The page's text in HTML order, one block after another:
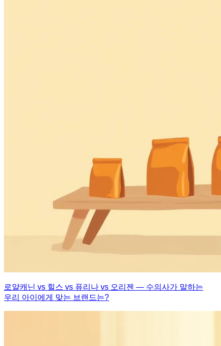
로얄캐닌 vs 힐스 vs 퓨리나 vs 오리젠 — 수의사가 말하는
우리 아이에게 맞는 브랜드는?